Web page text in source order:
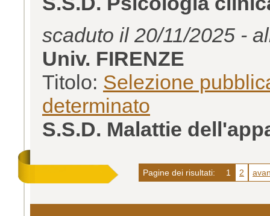
scaduto il 20/11/2025 -
Univ. FIRENZE
Titolo: Selezione
determinato
S.S.D. Malattie
Pagine dei risultati: 1 2